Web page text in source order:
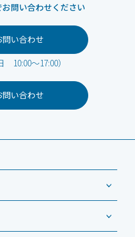
問い合わせください
い合わせ
10:00～17:00）
問い合わせ